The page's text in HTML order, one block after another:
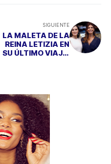
SIGUIENTE
LA MALETA DE LA
REINA LETIZIA EN
SU ÚLTIMO VIAJE,